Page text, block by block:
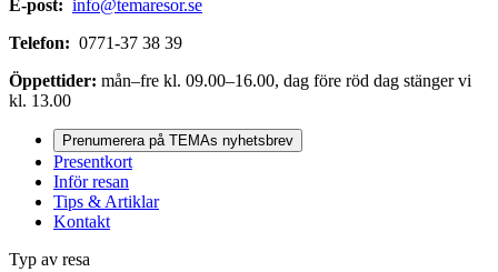
E-post: info@temaresor.se
Telefon: 0771-37 38 39
Öppettider: mån–fre kl. 09.00–16.00, dag före röd dag stänger vi
kl. 13.00
Prenumerera på TEMAs nyhetsbrev
Presentkort
Inför resan
Tips & Artiklar
Kontakt
Typ av resa